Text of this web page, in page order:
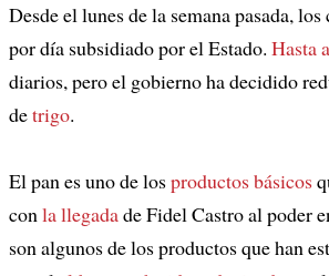
Desde el lunes de la semana pasada, los
por día subsidiado por el Estado. Hasta
diarios, pero el gobierno ha decidido
detrigo.
El pan es uno de losproductos básicos
conla llegadade Fidel Castro al poder
son algunos de los productos que han